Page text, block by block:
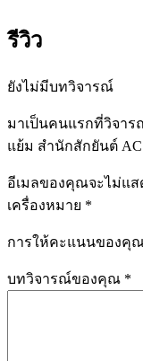
รีวิว
ยังไม่มีบทวิจารณ์
มาเป็นคนแรกที่วิจาร
แย้ม สำนักสักยันต์
อีเมลของคุณจะไม่แ
เครื่องหมาย *
การให้คะแนนของคุ
บทวิจารณ์ของคุณ *